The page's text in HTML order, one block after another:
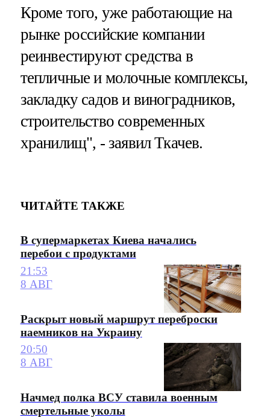
Кроме того, уже работающие на
рынке российские компании
реинвестируют средства в
тепличные и молочные комплексы,
закладку садов и виноградников,
строительство современных
хранилищ", - заявил Ткачев.
ЧИТАЙТЕ ТАКЖЕ
В супермаркетах Киева начались
перебои с продуктами
21:53
8 АВГ
Раскрыт новый маршрут переброски
наемников на Украину
20:50
8 АВГ
Начмед полка ВСУ ставила военным
смертельные уколы